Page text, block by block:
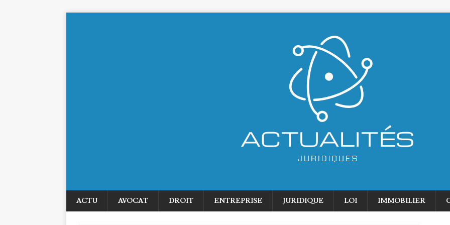
ACTU AVOCAT DROIT ENTREPRISE JURIDIQUE LOI IMMOBILIER